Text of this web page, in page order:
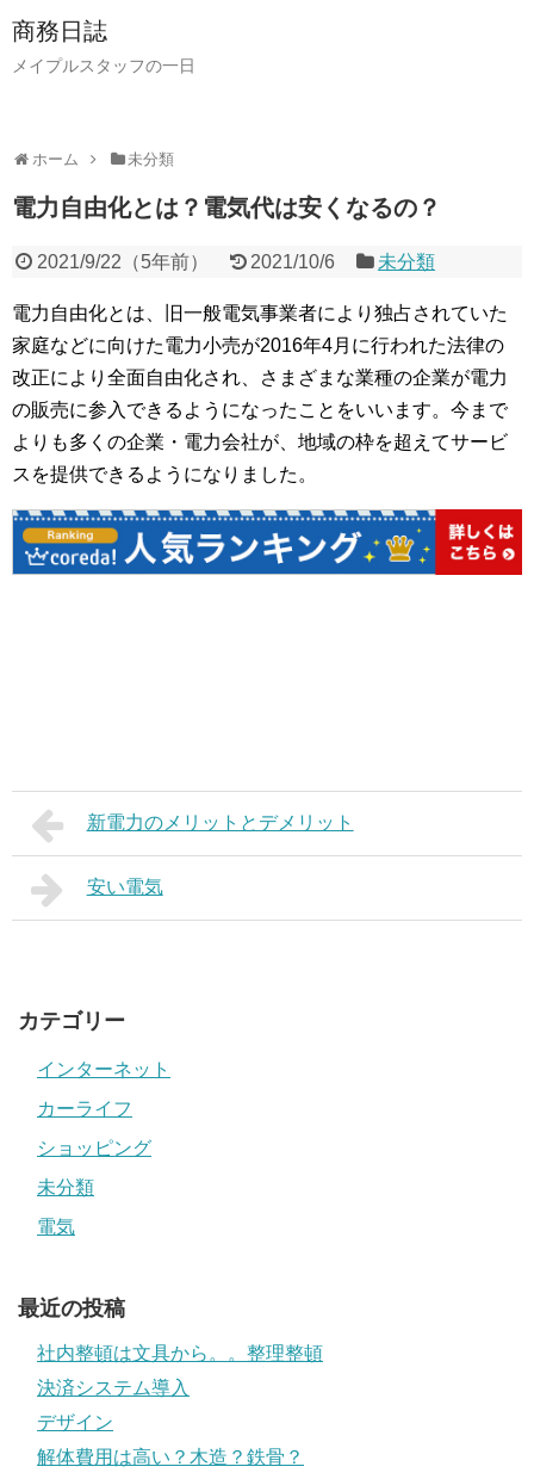
商務日誌
メイプルスタッフの一日
ホーム 未分類
電力自由化とは？電気代は安くなるの？
2021/9/22 （5年前） 2021/10/6 未分類
電力自由化とは、旧一般電気事業者により独占されていた
家庭などに向けた電力小売が2016年4月に行われた法律の
改正により全面自由化され、さまざまな業種の企業が電力
の販売に参入できるようになったことをいいます。今まで
よりも多くの企業・電力会社が、地域の枠を超えてサービ
スを提供できるようになりました。
新電力のメリットとデメリット
安い電気
カテゴリー
インターネット
カーライフ
ショッピング
未分類
電気
最近の投稿
社内整頓は文具から。。整理整頓
決済システム導入
デザイン
解体費用は高い？木造？鉄骨？